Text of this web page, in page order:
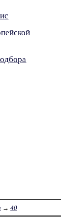
→ 40